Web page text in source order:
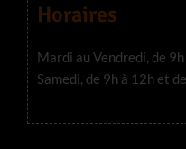
Horaires
Mardi au Vendredi, de
Samedi, de 9h à 12h et